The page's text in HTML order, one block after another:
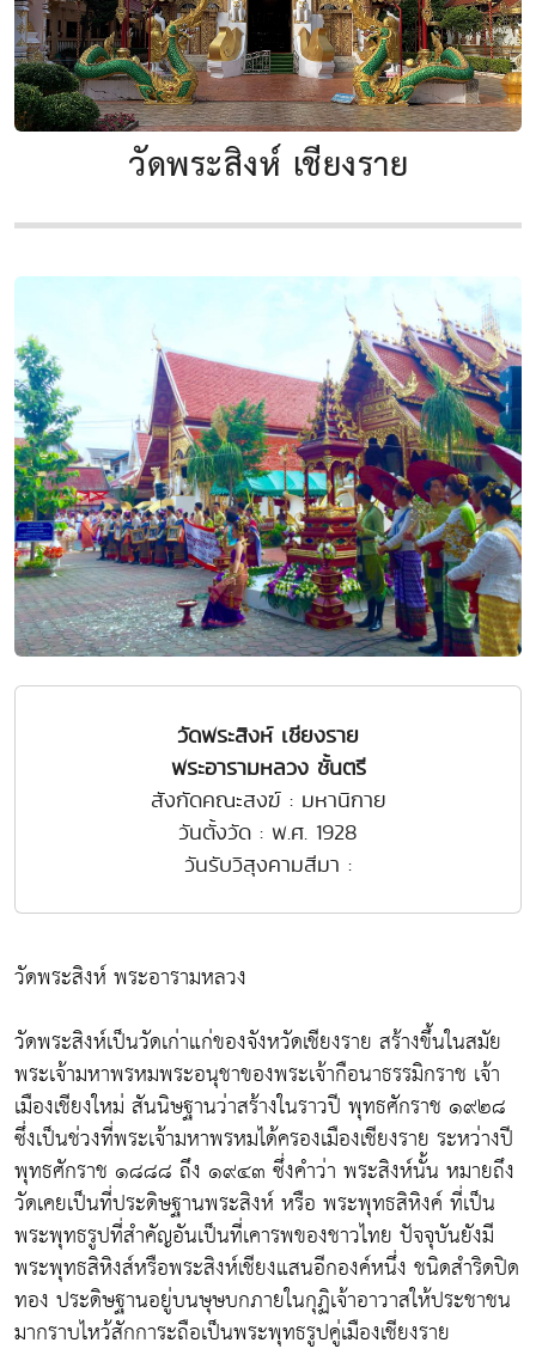
วัดพระสิงห์ เชียงราย
วัดพระสิงห์ เชียงราย
พระอารามหลวง ชั้นตรี
สังกัดคณะสงฆ์ : มหานิกาย
วันตั้งวัด : พ.ศ. 1928
วันรับวิสุงคามสีมา :
วัดพระสิงห์ พระอารามหลวง
วัดพระสิงห์เป็นวัดเก่าแก่ของจังหวัดเชียงราย สร้างขึ้นในสมัย
พระเจ้ามหาพรหมพระอนุชาของพระเจ้ากือนาธรรมิกราช เจ้า
เมืองเชียงใหม่ สันนิษฐานว่าสร้างในราวปี พุทธศักราช ๑๙๒๘
ซึ่งเป็นช่วงที่พระเจ้ามหาพรหมได้ครองเมืองเชียงราย ระหว่างปี
พุทธศักราช ๑๘๘๘ ถึง ๑๙๔๓ ซึ่งคำว่า พระสิงห์นั้น หมายถึง
วัดเคยเป็นที่ประดิษฐานพระสิงห์ หรือ พระพุทธสิหิงค์ ที่เป็น
พระพุทธรูปที่สำคัญอันเป็นที่เคารพของชาวไทย ปัจจุบันยังมี
พระพุทธสิหิงส์หรือพระสิงห์เชียงแสนอีกองค์หนึ่ง ชนิดสำริดปิด
ทอง ประดิษฐานอยู่บนษุษบกภายในกุฏิเจ้าอาวาสให้ประชาชน
มากราบไหว้สักการะถือเป็นพระพุทธรูปคู่เมืองเชียงราย